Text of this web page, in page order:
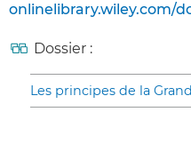
onlinelibrary.wiley.com/
Dossier :
Les principes de la